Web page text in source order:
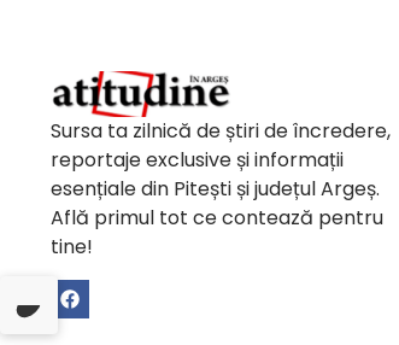
Sursa ta zilnică de știri de încredere,
reportaje exclusive și informații
esențiale din Pitești și județul Argeș.
Află primul tot ce contează pentru
tine!